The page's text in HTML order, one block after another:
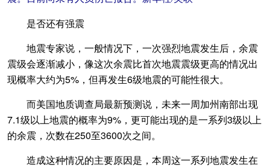
是否还有强震
地震专家说，一般情况下，一次强烈地震发生后，余震
震级会逐渐减小，像这次余震比首次地震震级更高的情况出
现概率大约为5%，但再发生6级地震的可能性很大。
而美国地质调查局最新预测说，未来一周加州南部出现
7.1级以上地震的概率为9%，更可能出现的是一系列3级以上
的余震，次数在250至3600次之间。
造成这种情况的主要原因是，本周这一系列地震发生在